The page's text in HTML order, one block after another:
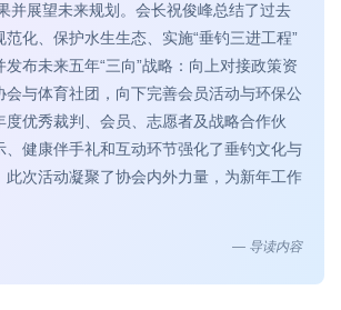
并展望未来规划。会长祝俊峰总结了过去
化、保护水生生态、实施“垂钓三进工程”
布未来五年“三向”战略：向上对接政策资
会与体育社团，向下完善会员活动与环保公
度优秀裁判、会员、志愿者及战略合作伙
、健康伴手礼和互动环节强化了垂钓文化与
此次活动凝聚了协会内外力量，为新年工作
— 导读内容